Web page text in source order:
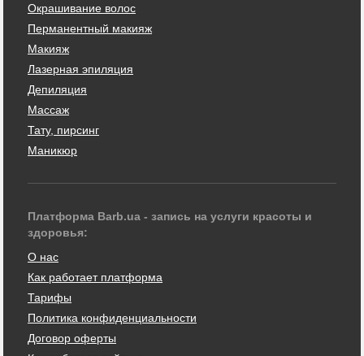
Окрашивание волос
Перманентный макияж
Макияж
Лазерная эпиляция
Депиляция
Массаж
Тату, пирсинг
Маникюр
Платформа Barb.ua - запись на услуги красоты и
здоровья:
О нас
Как работает платформа
Тарифы
Политика конфиденциальности
Договор оферты